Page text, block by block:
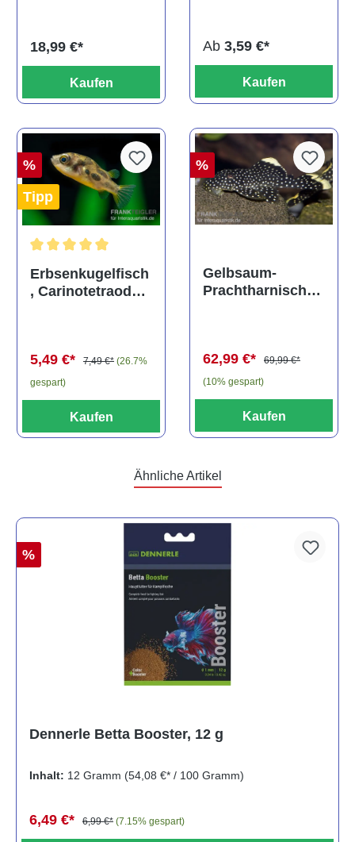
18,99 €*
Kaufen
Ab 3,59 €*
Kaufen
%
Tipp
Durchschnittliche Bewertung von 5 von 5 Sternen
Erbsenkugelfisch
, Carinotetraodon
5,49 €* 7,49 €* (26.7%
gespart)
Kaufen
%
Gelbsaum-
Prachtharnischw
62,99 €*
69,99 €*
(10% gespart)
Kaufen
Ähnliche Artikel
%
Dennerle Betta Booster, 12 g
Inhalt: 12 Gramm (54,08 €* / 100 Gramm)
6,49 €* 6,99 €* (7.15% gespart)